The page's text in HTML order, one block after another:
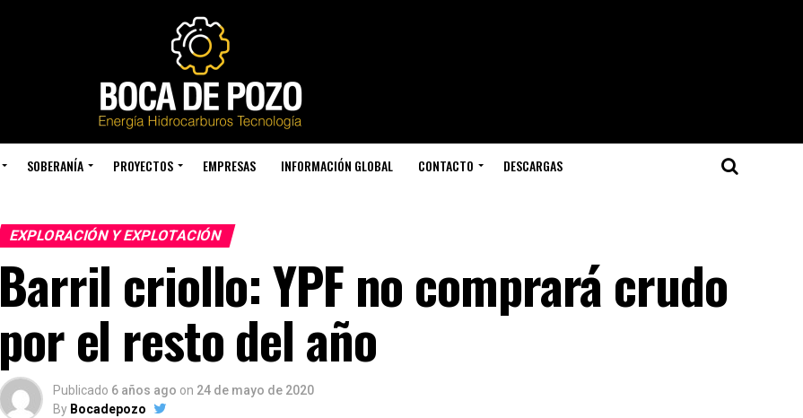
SOBERANÍA PROYECTOS EMPRESAS INFORMACIÓN GLOBAL CONTACTO DESCARGAS
EXPLORACIÓN Y EXPLOTACIÓN
Barril criollo: YPF no comprará crudo
por el resto del año
Publicado 6 años ago on 24 de mayo de 2020
By Bocadepozo